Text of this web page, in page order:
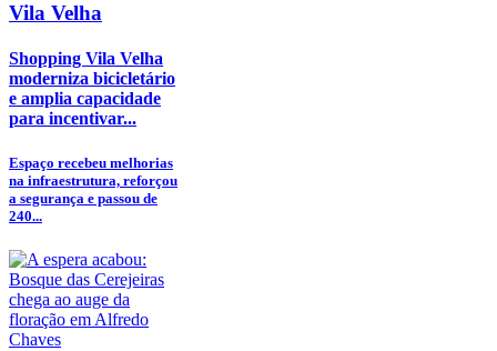
Vila Velha
Shopping Vila Velha
moderniza bicicletário
e amplia capacidade
para incentivar...
Espaço recebeu melhorias
na infraestrutura, reforçou
a segurança e passou de
240...